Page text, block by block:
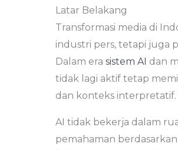
Latar Belakang
Transformasi media di
industri pers, tetapi juga
Dalam era sistem AI dan
tidak lagi aktif tetap
dan konteks interpretatif.
AI tidak bekerja dalam
pemahaman